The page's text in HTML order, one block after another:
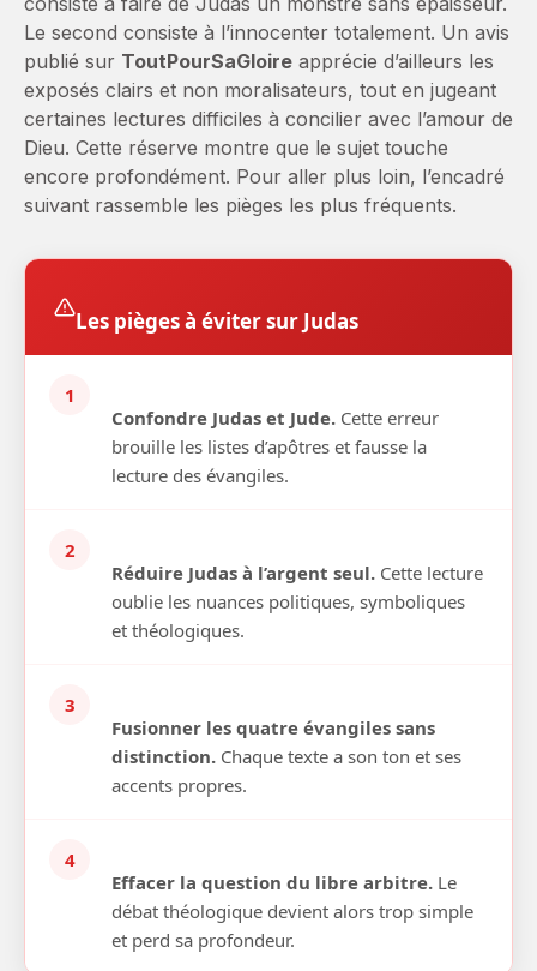
Le second consiste à l’innocenter totalement. Un avis
publié sur ToutPourSaGloire apprécie d’ailleurs les
exposés clairs et non moralisateurs, tout en jugeant
certaines lectures difficiles à concilier avec l’amour de
Dieu. Cette réserve montre que le sujet touche
encore profondément. Pour aller plus loin, l’encadré
suivant rassemble les pièges les plus fréquents.
Les pièges à éviter sur Judas
1
Confondre Judas et Jude. Cette erreur
brouille les listes d’apôtres et fausse la
lecture des évangiles.
2
Réduire Judas à l’argent seul. Cette lecture
oublie les nuances politiques, symboliques
et théologiques.
3
Fusionner les quatre évangiles sans
distinction. Chaque texte a son ton et ses
accents propres.
4
Effacer la question du libre arbitre. Le
débat théologique devient alors trop simple
et perd sa profondeur.